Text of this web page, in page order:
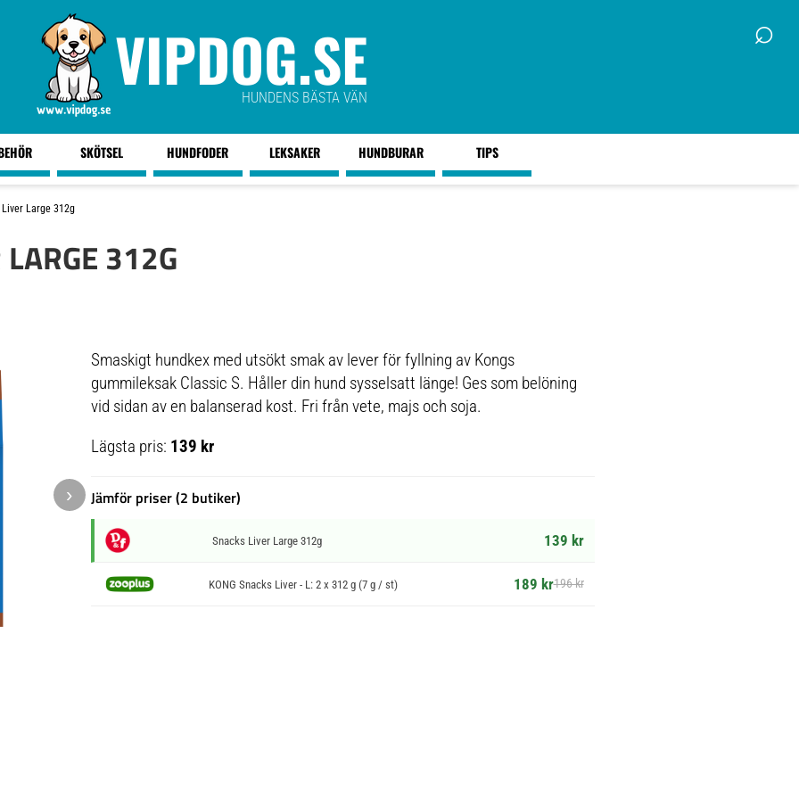
VIPDOG.SE
HUNDENS BÄSTA VÄN
⌕
SKÖTSEL HUNDFODER LEKSAKER HUNDBURAR TIPS
Liver Large 312g
312G
›
Smaskigt hundkex med utsökt smak av lever för fyllning av Kongs
gummileksak Classic S. Håller din hund sysselsatt länge! Ges som belöning
vid sidan av en balanserad kost. Fri från vete, majs och soja.
Lägsta pris: 139 kr
Jämför priser (2 butiker)
Snacks Liver Large 312g 139 kr
KONG Snacks Liver - L: 2 x 312 g (7 g / st) 189 kr196 kr